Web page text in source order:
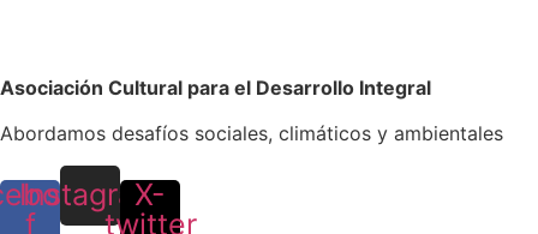
Asociación Cultural para el Desarrollo Integral
Abordamos desafíos sociales, climáticos y ambientales
f
Instagram
X-
twitter